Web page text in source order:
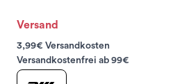
Versand
3,99€ Versandkosten
Versandkostenfrei ab 99€